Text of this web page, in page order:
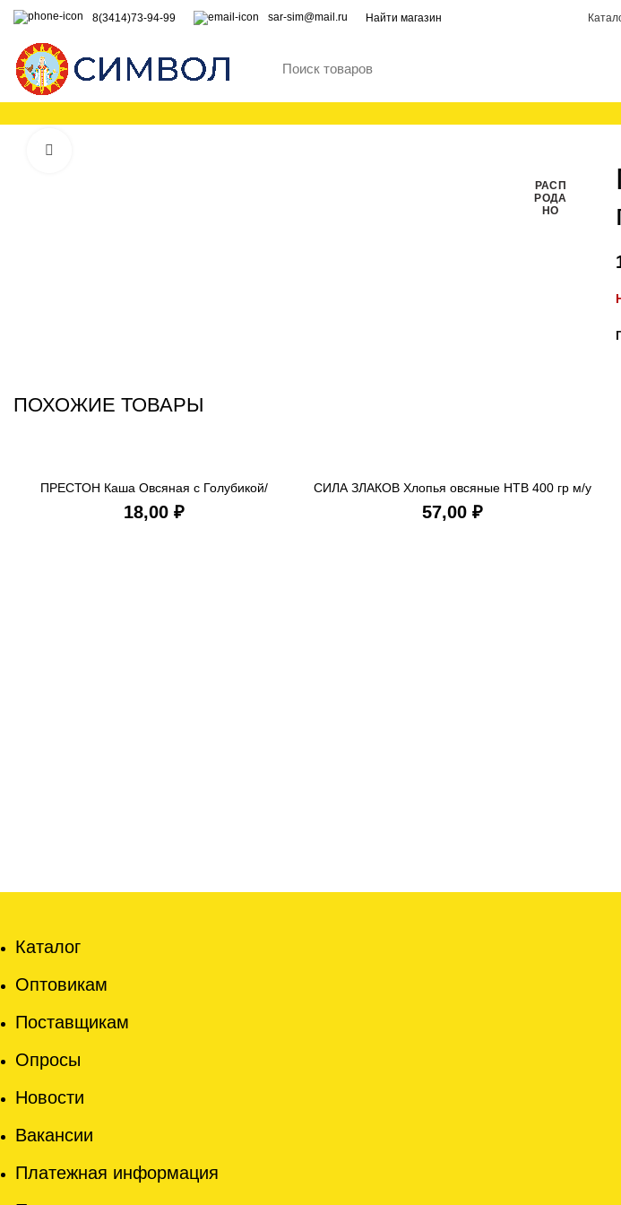
8(3414)73-94-99 sar-sim@mail.ru Найти магазин
РАСП
РОДА
НО
ПОХОЖИЕ ТОВАРЫ
В КОРЗИНУ
ПРЕСТОН Каша Овсяная с Голубикой/
Сливками 37 гр
₽
В КОРЗИНУ
СИЛА ЗЛАКОВ Хлопья овсяные НТВ 400 гр м/у
₽
Каталог
Оптовикам
Поставщикам
Опросы
Новости
Вакансии
Платежная информация